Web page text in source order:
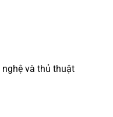
và thủ thuật